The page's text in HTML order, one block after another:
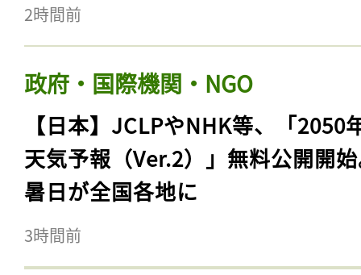
2時間前
政府・国際機関・NGO
【日本】JCLPやNHK等、「2050
天気予報（Ver.2）」無料公開開
暑日が全国各地に
3時間前